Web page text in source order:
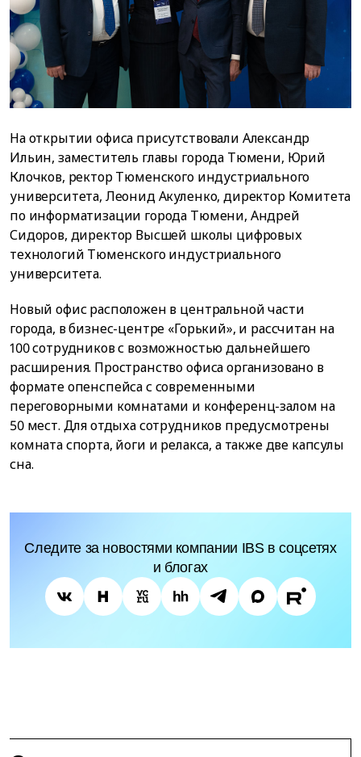
На открытии офиса присутствовали Александр
Ильин, заместитель главы города Тюмени, Юрий
Клочков, ректор Тюменского индустриального
университета, Леонид Акуленко, директор Комитета
по информатизации города Тюмени, Андрей
Сидоров, директор Высшей школы цифровых
технологий Тюменского индустриального
университета.
Новый офис расположен в центральной части
города, в бизнес-центре «Горький», и рассчитан на
100 сотрудников с возможностью дальнейшего
расширения. Пространство офиса организовано в
формате опенспейса с современными
переговорными комнатами и конференц-залом на
50 мест. Для отдыха сотрудников предусмотрены
комната спорта, йоги и релакса, а также две капсулы
сна.
Следите за новостями компании IBS в соцсетях
и блогах